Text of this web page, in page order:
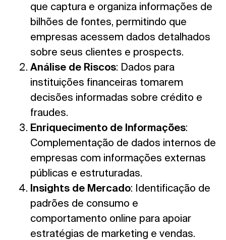
que captura e organiza informações de
bilhões de fontes, permitindo que
empresas acessem dados detalhados
sobre seus clientes e prospects.
Análise de Riscos: Dados para
instituições financeiras tomarem
decisões informadas sobre crédito e
fraudes.
Enriquecimento de Informações:
Complementação de dados internos de
empresas com informações externas
públicas e estruturadas.
Insights de Mercado: Identificação de
padrões de consumo e
comportamento online para apoiar
estratégias de marketing e vendas.